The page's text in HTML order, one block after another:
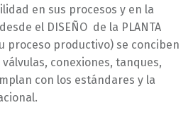
en sus procesos y en la
el DISEÑO de la PLANTA
proceso productivo) se conciben
conexiones, tanques,
con los estándares y la